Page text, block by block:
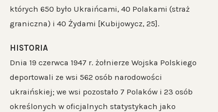
których 650 było Ukraińcami, 40 Polakami (straż
graniczna) i 40 Żydami [Kubijowycz, 25].
HISTORIA
Dnia 19 czerwca 1947 r. żołnierze Wojska Polskiego
deportowali ze wsi 562 osób narodowości
ukraińskiej; we wsi pozostało 7 Polaków i 23 osób
określonych w oficjalnych statystykach jako